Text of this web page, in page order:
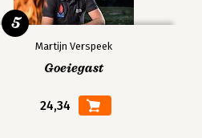
Martijn Verspeek
Goeiegast
24,34
5